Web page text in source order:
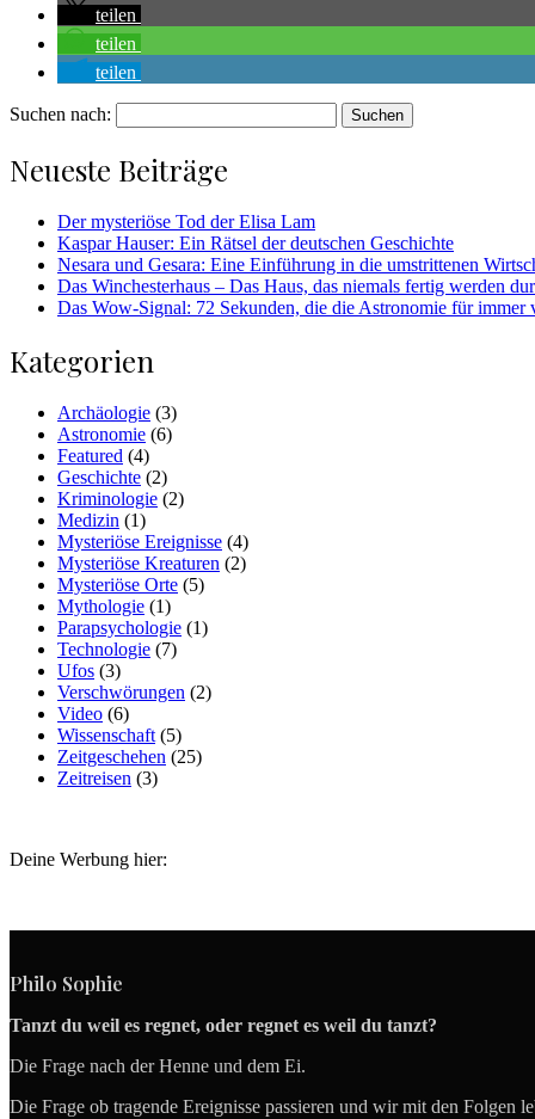
teilen
teilen
teilen
Suchen nach:
Neueste Beiträge
Der mysteriöse Tod der Elisa Lam
Kaspar Hauser: Ein Rätsel der deutschen Geschichte
Nesara und Gesara: Eine Einführung in die umstrittenen
Das Winchesterhaus – Das Haus, das niemals fertig werden
Das Wow-Signal: 72 Sekunden, die die Astronomie für immer
Kategorien
Archäologie (3)
Astronomie (6)
Featured (4)
Geschichte (2)
Kriminologie (2)
Medizin (1)
Mysteriöse Ereignisse (4)
Mysteriöse Kreaturen (2)
Mysteriöse Orte (5)
Mythologie (1)
Parapsychologie (1)
Technologie (7)
Ufos (3)
Verschwörungen (2)
Video (6)
Wissenschaft (5)
Zeitgeschehen (25)
Zeitreisen (3)
Deine Werbung hier:
Philo Sophie
Tanzt du weil es regnet, oder regnet es weil du tanzt?
Die Frage nach der Henne und dem Ei.
Die Frage ob tragende Ereignisse passieren und wir mit den